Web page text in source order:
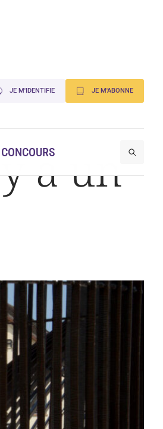
JE M'IDENTIFIE JE M'ABONNE
a un